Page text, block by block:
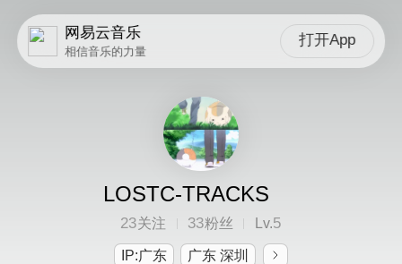
网易云音乐
相信音乐的力量
打开App
LOSTC-TRACKS
23关注 33粉丝 Lv.5
IP:广东
广东 深圳